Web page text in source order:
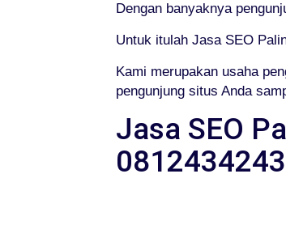
Dengan banyaknya
Untuk itulah Jasa SEO
Kami merupakan usaha
pengunjung situs Anda
Jasa SEO